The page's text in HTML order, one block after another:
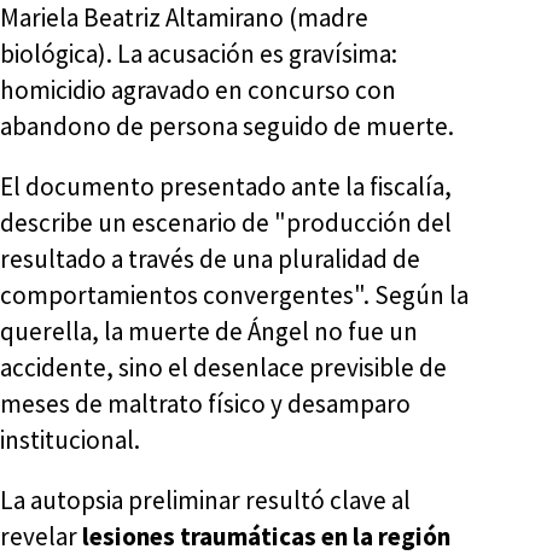
Mariela Beatriz Altamirano (madre
biológica). La acusación es gravísima:
homicidio agravado en concurso con
abandono de persona seguido de muerte.
El documento presentado ante la fiscalía,
describe un escenario de "producción del
resultado a través de una pluralidad de
comportamientos convergentes". Según la
querella, la muerte de Ángel no fue un
accidente, sino el desenlace previsible de
meses de maltrato físico y desamparo
institucional.
La autopsia preliminar resultó clave al
revelarlesiones traumáticas en la región